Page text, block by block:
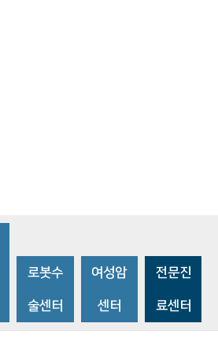
로봇수
술센터
여성암
센터
전문진
료센터